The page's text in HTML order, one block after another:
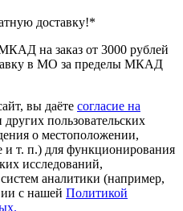
доставку!*
на заказ от 3000 рублей
в МО за пределы МКАД
вы даёте согласие на
других пользовательских
о местоположении,
и т. п.) для функционирования
исследований,
аналитики (например,
с нашей Политикой